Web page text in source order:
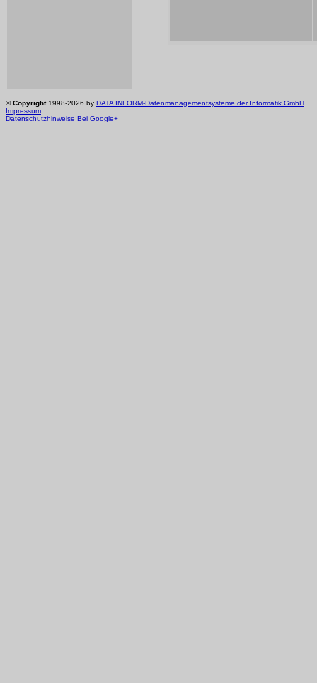
©Copyright1998-2026 by DATA INFORM-Datenmanagementsysteme der Informatik GmbH
Impressum
Datenschutzhinweise Bei Google+